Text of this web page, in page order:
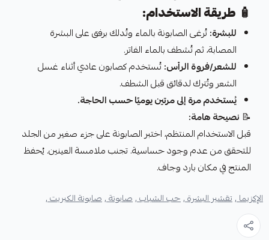
🧴 طريقة الاستخدام:
للبشرة:تُرغى الصابونة بالماء وتُدلك برفق على البشرة
المصابة، ثم تُشطف بالماء الفاتر.
للشعر/فروة الرأس:تُستخدم كصابون عادي أثناء غسل
الشعر وتُترك لدقائق قبل الشطف.
يُستخدم مرة إلى مرتين يوميًا حسب الحاجة.
📝 نصيحة هامة:
قبل الاستخدام المنتظم، اختبر الصابونة على جزء صغير من الجلد
للتحقق من عدم وجود حساسية. تجنب ملامسة العينين. يُحفظ
المنتج في مكان بارد وجاف.
الإكزيما ,تقشير البشرة ,حب الشباب ,صابونة ,صابونة الكبريت ,